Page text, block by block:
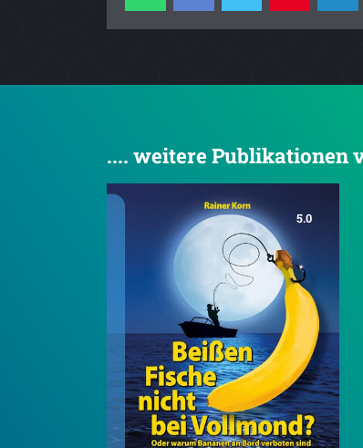
.... weitere Publikationen
5.0